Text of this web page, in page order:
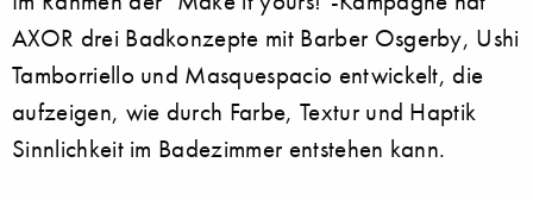
AXOR drei Badkonzepte mit Barber Osgerby, Ushi
Tamborriello und Masquespacio entwickelt, die
aufzeigen, wie durch Farbe, Textur und Haptik
Sinnlichkeit im Badezimmer entstehen kann.